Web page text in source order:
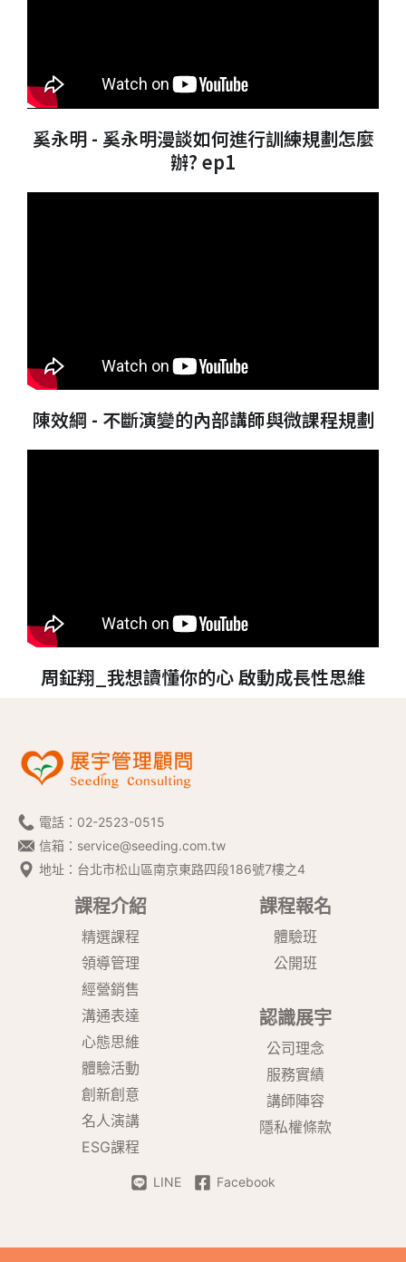
奚永明 - 奚永明漫談如何進行訓練規劃怎麼
辦? ep1
陳效綱 - 不斷演變的內部講師與微課程規劃
周鉦翔_我想讀懂你的心 啟動成長性思維
電話： 02-2523-0515
信箱： service@seeding.com.tw
地址：台北市松山區南京東路四段186號7樓之4
課程介紹
精選課程
領導管理
經營銷售
溝通表達
心態思維
體驗活動
創新創意
名人演講
ESG課程
課程報名
體驗班
公開班
認識展宇
公司理念
服務實績
講師陣容
隱私權條款
LINE Facebook